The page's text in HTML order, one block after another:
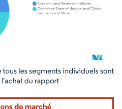
nécessite une attribution sous CC BY